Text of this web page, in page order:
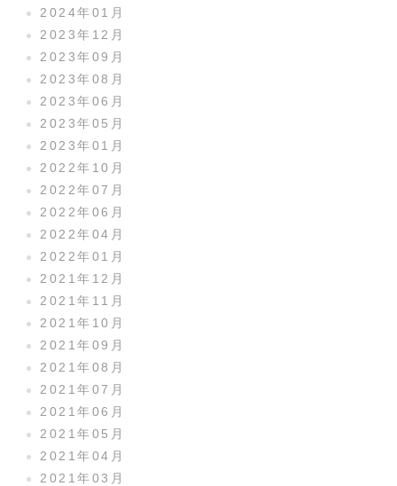
2024年01月
2023年12月
2023年09月
2023年08月
2023年06月
2023年05月
2023年01月
2022年10月
2022年07月
2022年06月
2022年04月
2022年01月
2021年12月
2021年11月
2021年10月
2021年09月
2021年08月
2021年07月
2021年06月
2021年05月
2021年04月
2021年03月